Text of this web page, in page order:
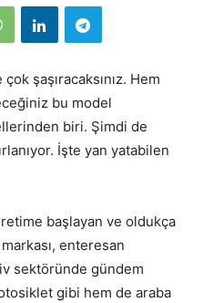
şaşıracaksınız. Hem
bu model
biri. Şimdi de
İşte yan yatabilen
başlayan ve oldukça
enteresan
sektöründe gündem
gibi hem de araba